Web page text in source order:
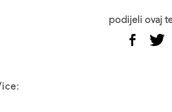
podijeli ovaj
ice: